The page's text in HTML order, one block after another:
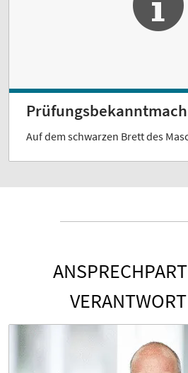
Auf dem schwarzen Brett des